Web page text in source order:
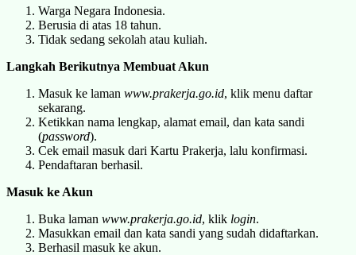
Warga Negara Indonesia.
Berusia di atas 18 tahun.
Tidak sedang sekolah atau kuliah.
Langkah Berikutnya Membuat Akun
Masuk ke laman www.prakerja.go.id, klik menu daftar
sekarang.
Ketikkan nama lengkap, alamat email, dan kata sandi
(password).
Cek email masuk dari Kartu Prakerja, lalu konfirmasi.
Pendaftaran berhasil.
Masuk ke Akun
Buka laman www.prakerja.go.id, klik login.
Masukkan email dan kata sandi yang sudah didaftarkan.
Berhasil masuk ke akun.